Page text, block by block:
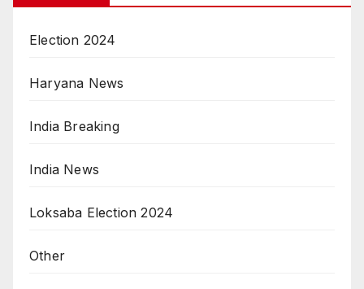
Election 2024
Haryana News
India Breaking
India News
Loksaba Election 2024
Other